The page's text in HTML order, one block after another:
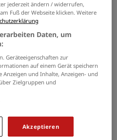
PER E-MAIL
IHRE SUCHE EIN
States - 53186
jederzeit ändern / widerrufen,
Fuß der Webseite klicken. Weitere
Daten, um
Geräteeigenschaften zur
auf einem Gerät speichern
und Inhalte, Anzeigen- und
Zielgruppen und
Akzeptieren